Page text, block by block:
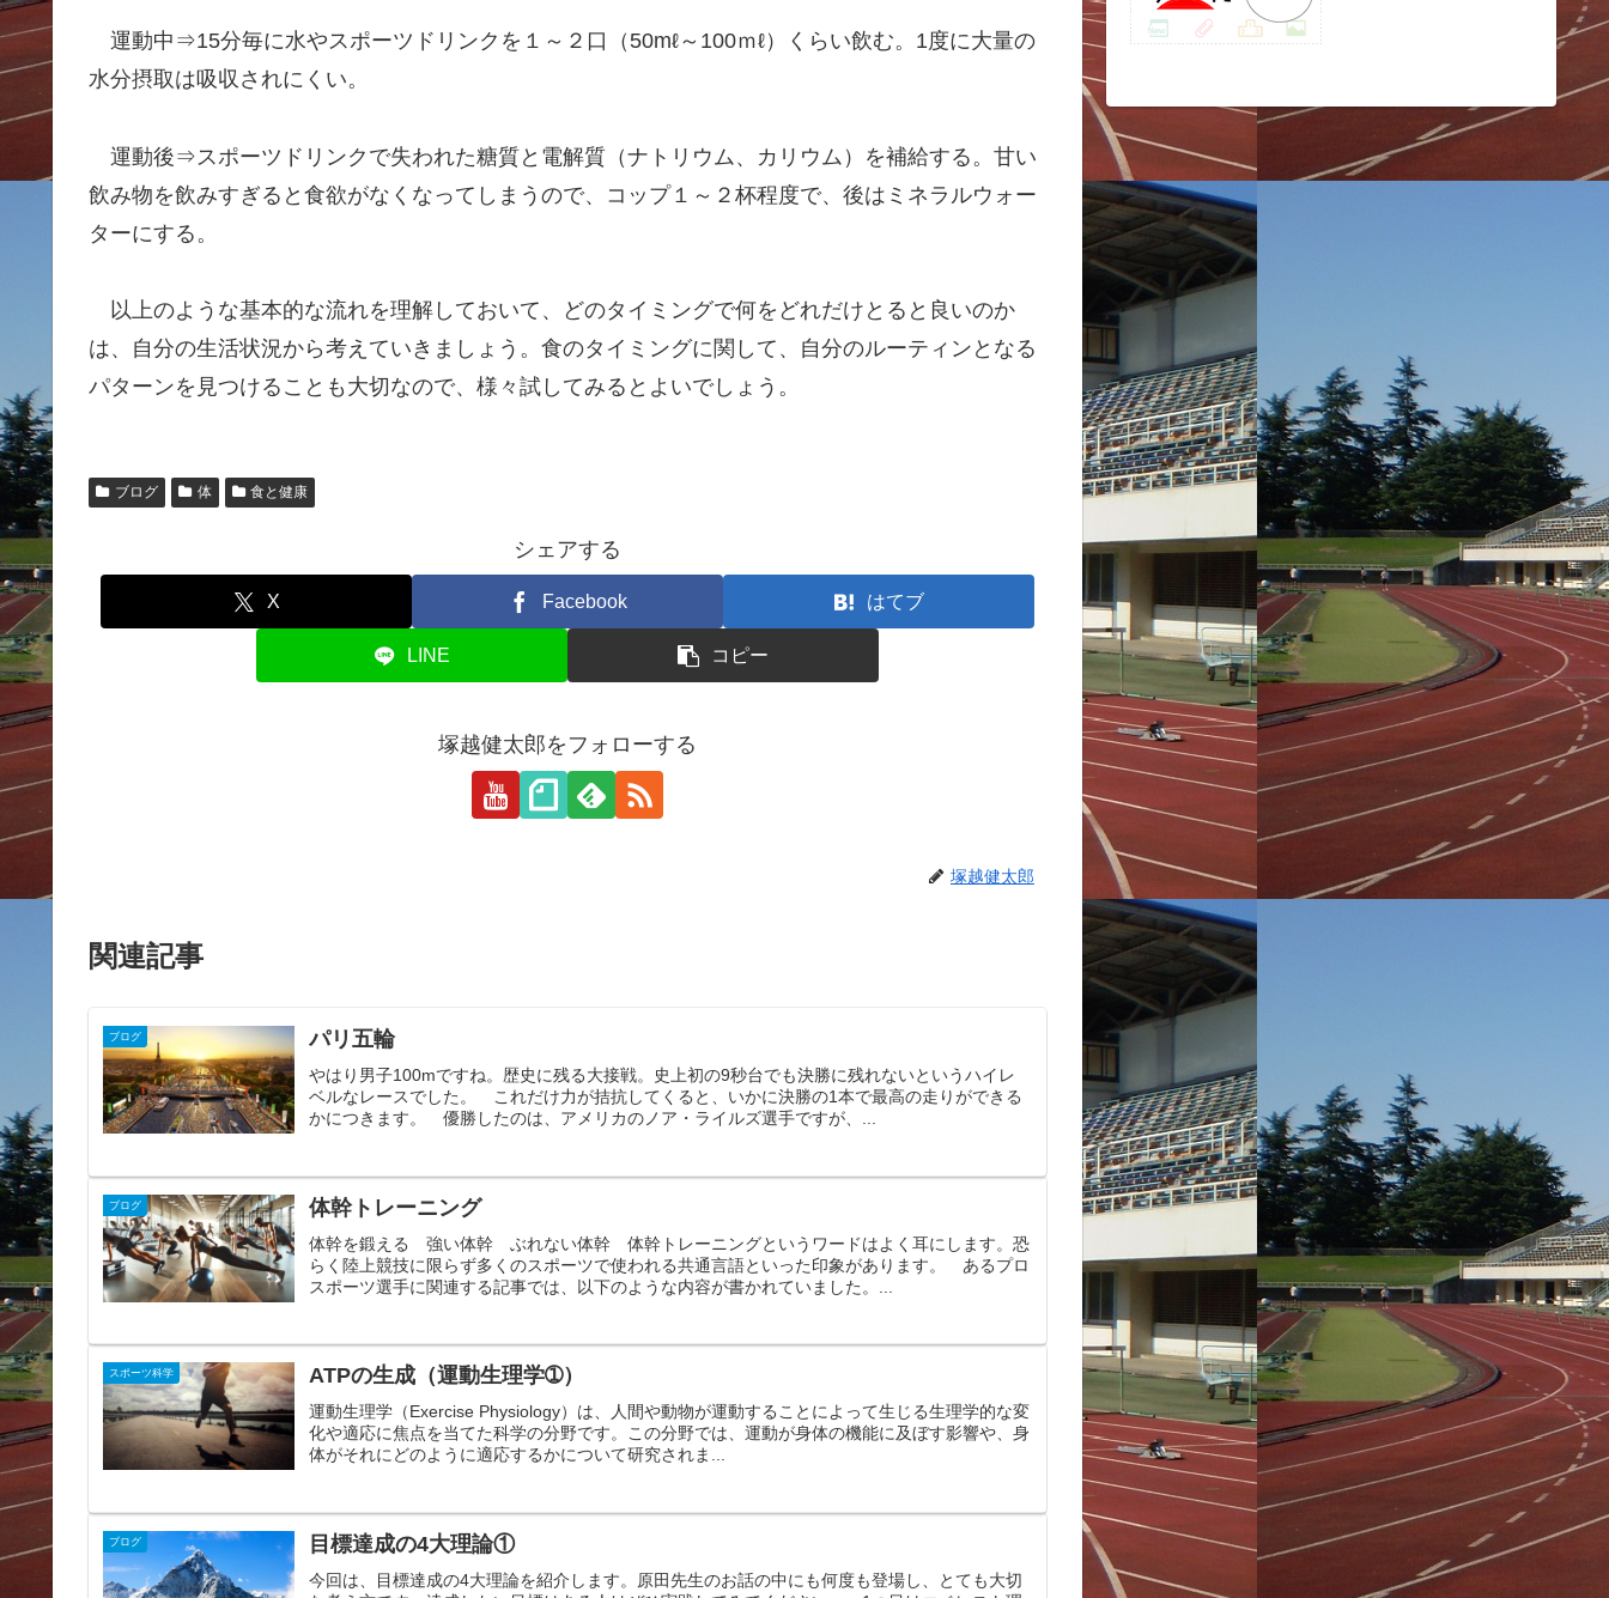
運動中⇒15分毎に水やスポーツドリンクを１～２口（50mℓ～100ｍℓ）くらい飲む。1度に大量の
水分摂取は吸収されにくい。
運動後⇒スポーツドリンクで失われた糖質と電解質（ナトリウム、カリウム）を補給する。甘い
飲み物を飲みすぎると食欲がなくなってしまうので、コップ１～２杯程度で、後はミネラルウォー
ターにする。
以上のような基本的な流れを理解しておいて、どのタイミングで何をどれだけとると良いのか
は、自分の生活状況から考えていきましょう。食のタイミングに関して、自分のルーティンとなる
パターンを見つけることも大切なので、様々試してみるとよいでしょう。
ブログ 体 食と健康
シェアする
X Facebook はてブ
LINE コピー
塚越健太郎をフォローする
塚越健太郎
関連記事
ブログ パリ五輪
やはり男子100mですね。歴史に残る大接戦。史上初の9秒台でも決勝に残れないというハイレ
ベルなレースでした。 これだけ力が拮抗してくると、いかに決勝の1本で最高の走りができる
かにつきます。 優勝したのは、アメリカのノア・ライルズ選手ですが、...
ブログ 体幹トレーニング
体幹を鍛える 強い体幹 ぶれない体幹 体幹トレーニングというワードはよく耳にします。恐
らく陸上競技に限らず多くのスポーツで使われる共通言語といった印象があります。 あるプロ
スポーツ選手に関連する記事では、以下のような内容が書かれていました。...
スポーツ科学 ATPの生成（運動生理学➀）
運動生理学（Exercise Physiology）は、人間や動物が運動することによって生じる生理学的な変
化や適応に焦点を当てた科学の分野です。この分野では、運動が身体の機能に及ぼす影響や、身
体がそれにどのように適応するかについて研究されま...
ブログ 目標達成の4大理論①
今回は、目標達成の4大理論を紹介します。原田先生のお話の中にも何度も登場し、とても大切